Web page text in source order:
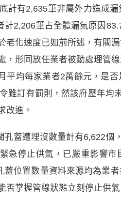
計有2,635筆非屬外力造成
2,206筆占全體漏氣原因
化速度已如前所述，有關
形同放任業者被動處理管
平均每家業者2萬餘元，是
雖訂有罰則，然該府歷年均
改進。
蓋遭埋沒數量計有6,622個
急停止供氣，已嚴重影響市
位置數量資料來源均為業
掌握管線狀態立刻停止供